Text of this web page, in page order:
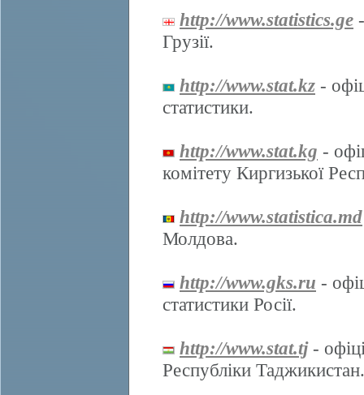
http://www.statistics.ge
Грузії.
http://www.stat.kz -
статистики.
http://www.stat.kg -
комітету Киргизької
http://www.statistica.md
Молдова.
http://www.gks.ru -
статистики Росії.
http://www.stat.tj-
Республіки Таджикистан.